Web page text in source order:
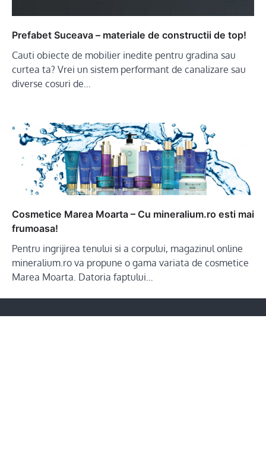
Prefabet Suceava – materiale de constructii de top!
Cauti obiecte de mobilier inedite pentru gradina sau
curtea ta? Vrei un sistem performant de canalizare sau
diverse cosuri de…
Cosmetice Marea Moarta – Cu mineralium.ro esti mai
frumoasa!
Pentru ingrijirea tenului si a corpului, magazinul online
mineralium.ro va propune o gama variata de cosmetice
Marea Moarta. Datoria faptului…